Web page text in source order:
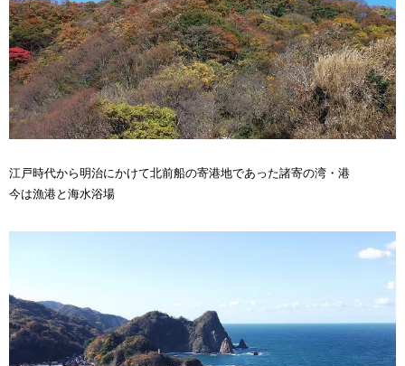
江戸時代から明治にかけて北前船の寄港地であった諸寄の湾・港
今は漁港と海水浴場